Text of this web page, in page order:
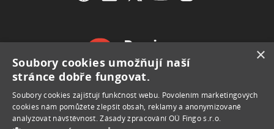
Reviews
4.4 ×
Soubory cookies umožňují naší
stránce dobře fungovat.
Soubory сookies zajišťují funkčnost webu. Povolením marketingových
cookies nám pomůžete zlepšit obsah, reklamy a anonymizovaně
analyzovat návštěvnost.Zásady zpracování OÚ Fingo s.r.o.